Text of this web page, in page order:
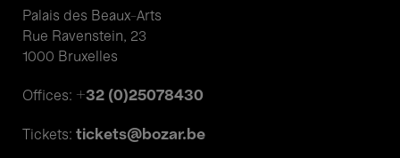
Palais des Beaux-Arts
Rue Ravenstein, 23
1000 Bruxelles
Offices: +32 (0)25078430
Tickets: tickets@bozar.be